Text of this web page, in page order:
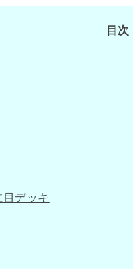
目次
デッキ